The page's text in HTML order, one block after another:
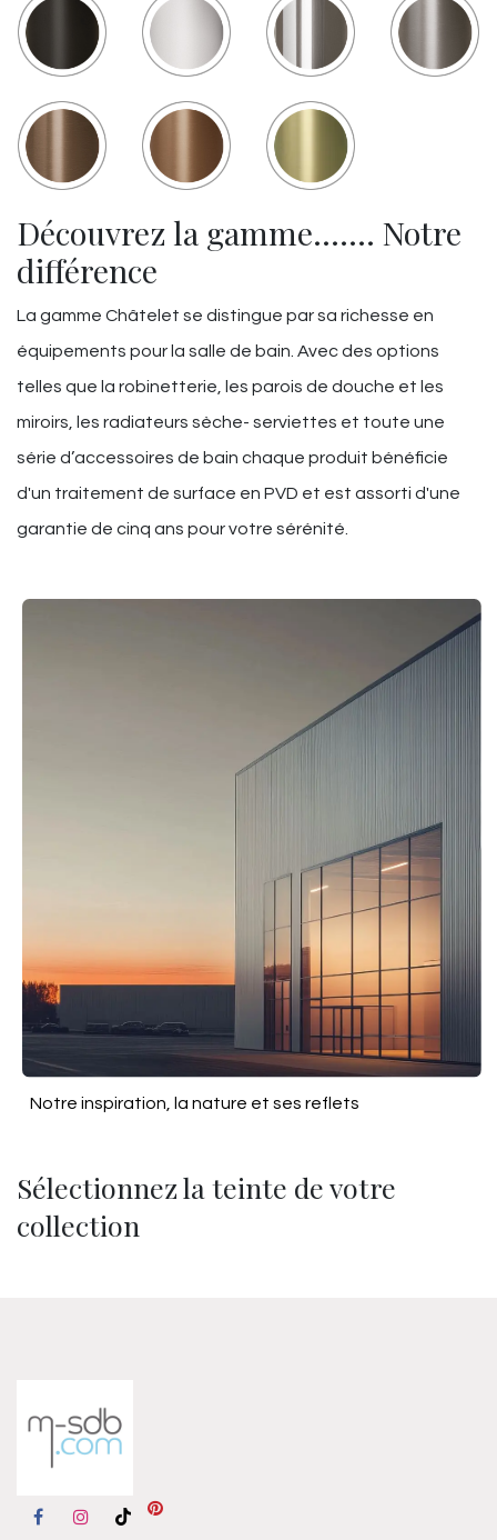
Découvrez la gamme……. Notre
différence
La gamme Châtelet se distingue par sa richesse en
équipements pour la salle de bain. Avec des options
telles que la robinetterie, les parois de douche et les
miroirs, les radiateurs sèche- serviettes et toute une
série d’accessoires de bain chaque produit bénéficie
d'un traitement de surface en PVD et est assorti d'une
garantie de cinq ans pour votre sérénité.
Sélectionnez la teinte de votre
collection
Notre inspiration, la nature et ses reflets